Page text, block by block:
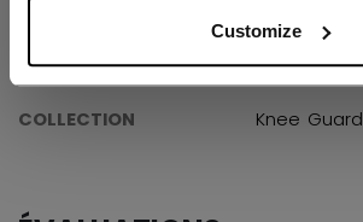
Customize
KPPHNM-JR
GROUPE D'ÂGE
Junior
COLLECTION
Knee Guard